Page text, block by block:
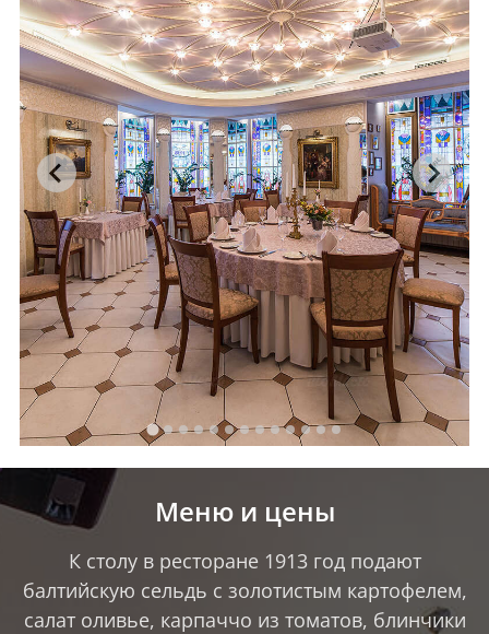
Меню и цены
К столу в ресторане 1913 год подают
балтийскую сельдь с золотистым картофелем,
салат оливье, карпаччо из томатов, блинчики